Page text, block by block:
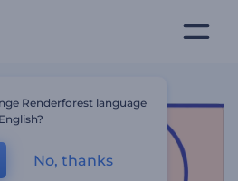
Renderforest language
No, thanks